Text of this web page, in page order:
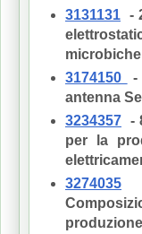
3131131 -
microbiche
3174150
-
antenna
3234357 -
per la
3274035 -